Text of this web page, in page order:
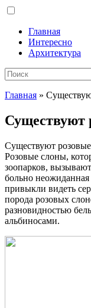
Главная
Интересно
Архитектура
Главная »
Существуют
Существуют
Розовые слоны,
зоопарков,
больно
привыкли видеть
порода розовых
разновидностью
альбиносами.